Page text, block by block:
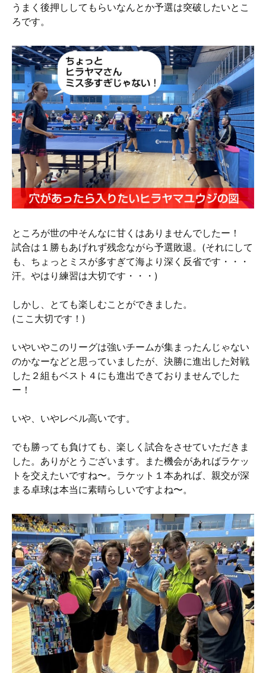
うまく後押ししてもらいなんとか予選は突破したいとこ
ろです。
ところが世の中そんなに甘くはありませんでしたー！
試合は１勝もあげれず残念ながら予選敗退。(それにして
も、ちょっとミスが多すぎて海より深く反省です・・・
汗。やはり練習は大切です・・・)
しかし、とても楽しむことができました。
(ここ大切です！)
いやいやこのリーグは強いチームが集まったんじゃない
のかなーなどと思っていましたが、決勝に進出した対戦
した２組もベスト４にも進出できておりませんでした
ー！
いや、いやレベル高いです。
でも勝っても負けても、楽しく試合をさせていただきま
した。ありがとうございます。また機会があればラケッ
トを交えたいですね〜。ラケット１本あれば、親交が深
まる卓球は本当に素晴らしいですよね〜。